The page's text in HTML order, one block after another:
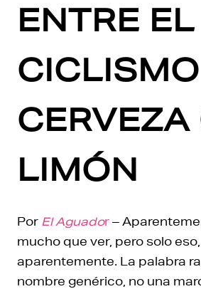
ENTRE EL
CERVEZA
LIMÓN
Por El Aguador–
mucho que ver, pero solo eso,
aparentemente. La palabra
nombre genérico, no una